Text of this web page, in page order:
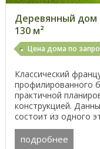
Деревянный дом
130 м²
Цена дома по
Классический
профилированного
практичной
конструкцией.
состоит из одного
Как вариант ...
подробнее